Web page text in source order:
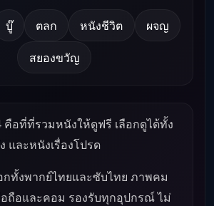
บู๊ ตลก หนังชีวิต ผจญ
สยองขวัญ
คือที่ที่รวมหนังให้ดูฟรี เลือกดูได้ทั้ง
และหนังเรื่องโปรด
กทั้งพากย์ไทยและซับไทย ภาพคม
ถือและคอม รองรับทุกอุปกรณ์ ไม่